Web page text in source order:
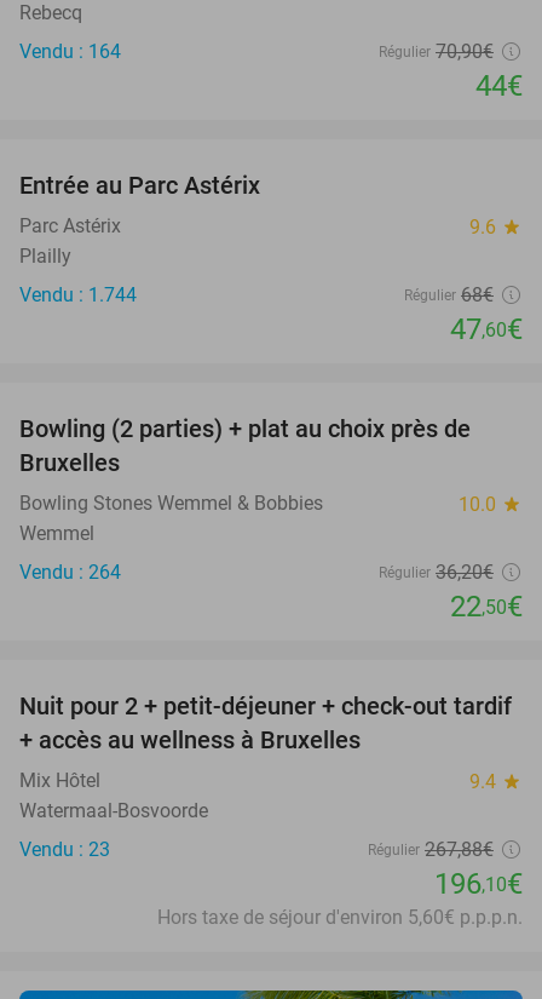
Rebecq
Vendu : 164
Régulier 70,90€
44€
Entrée au Parc Astérix
Parc Astérix 9.6 star
Plailly
Vendu : 1.744
Régulier 68€
47,60€
38%
Bowling (2 parties) + plat au choix près de
Bruxelles
Bowling Stones Wemmel & Bobbies 10.0 star
Wemmel
Vendu : 264
Régulier 36,20€
22,50€
27%
Nuit pour 2 + petit-déjeuner + check-out tardif
+ accès au wellness à Bruxelles
Mix Hôtel 9.4 star
Watermaal-Bosvoorde
Vendu : 23
Régulier 267,88€
196,10€
Hors taxe de séjour d'environ 5,60€ p.p.p.n.